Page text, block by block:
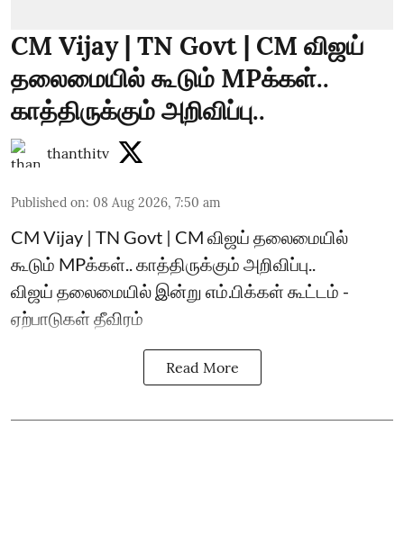
CM Vijay | TN Govt | CM விஜய்
தலைமையில் கூடும் MPக்கள்..
காத்திருக்கும் அறிவிப்பு..
thanthitv
Published on: 08 Aug 2026, 7:50 am
CM Vijay | TN Govt | CM விஜய் தலைமையில்
கூடும் MPக்கள்.. காத்திருக்கும் அறிவிப்பு..
விஜய் தலைமையில் இன்று எம்.பிக்கள் கூட்டம் -
ஏற்பாடுகள் தீவிரம்
Read More